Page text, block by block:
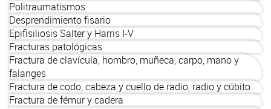
Politraumatismos
Desprendimiento fisario
Epifisiliosis Salter y Harris I-V
Fracturas patológicas
Fractura de clavícula, hombro, muñeca, carpo, mano y
falanges
Fractura de codo, cabeza y cuello de radio, radio y cúbito
Fractura de fémur y cadera